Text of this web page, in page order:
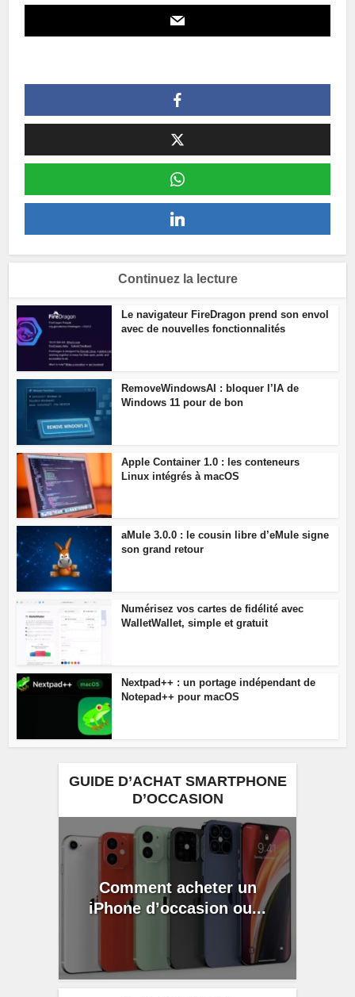
Continuez la lecture
Le navigateur FireDragon prend son envol
avec de nouvelles fonctionnalités
RemoveWindowsAI : bloquer l’IA de
Windows 11 pour de bon
Apple Container 1.0 : les conteneurs
Linux intégrés à macOS
aMule 3.0.0 : le cousin libre d’eMule signe
son grand retour
Numérisez vos cartes de fidélité avec
WalletWallet, simple et gratuit
Nextpad++ : un portage indépendant de
Notepad++ pour macOS
GUIDE D’ACHAT SMARTPHONE
D’OCCASION
Comment acheter un
iPhone d’occasion ou...